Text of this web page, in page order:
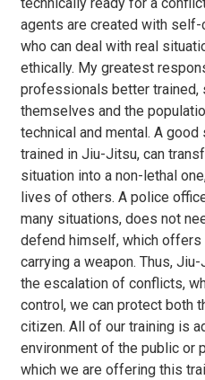
agents are created with
who can deal with real
ethically. My greatest
professionals better trained,
themselves and the
technical and mental. A
trained in Jiu-Jitsu, can
situation into a non-lethal
lives of others. A police
many situations, does not
defend himself, which
carrying a weapon. Thus,
the escalation of conflicts,
control, we can protect both
citizen. All of our training is
environment of the public or
which we are offering this